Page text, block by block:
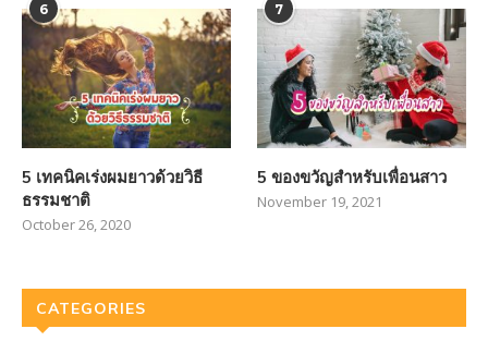
6
5 เทคนิคเร่งผมยาวด้วยวิธี
ธรรมชาติ
October 26, 2020
7
5 ของขวัญสำหรับเพื่อนสาว
November 19, 2021
CATEGORIES